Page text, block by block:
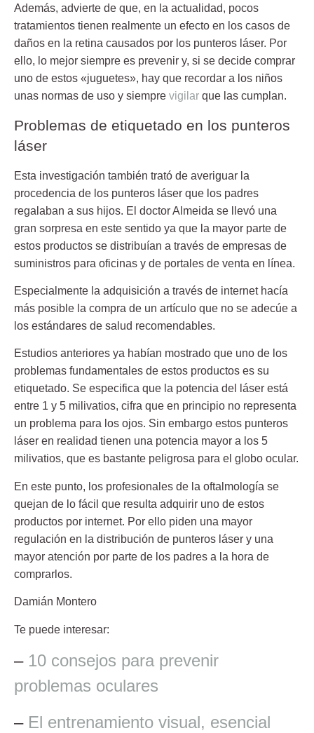
Además, advierte de que, en la actualidad, pocos
tratamientos tienen realmente un efecto en los casos de
daños en la retina causados por los punteros láser. Por
ello, lo mejor siempre es prevenir y, si se decide comprar
uno de estos «juguetes», hay que recordar a los niños
unas normas de uso y siempre vigilar que las cumplan.
Problemas de etiquetado en los punteros
láser
Esta investigación también trató de averiguar la
procedencia de los punteros láser que los padres
regalaban a sus hijos. El doctor Almeida se llevó una
gran sorpresa en este sentido ya que la mayor parte de
estos productos se distribuían a través de empresas de
suministros para oficinas y de portales de venta en línea.
Especialmente la adquisición a través de internet hacía
más posible la compra de un artículo que no se adecúe a
los estándares de salud recomendables.
Estudios anteriores ya habían mostrado que uno de los
problemas fundamentales de estos productos es su
etiquetado. Se especifica que la potencia del láser está
entre 1 y 5 milivatios, cifra que en principio no representa
un problema para los ojos. Sin embargo estos punteros
láser en realidad tienen una potencia mayor a los 5
milivatios, que es bastante peligrosa para el globo ocular.
En este punto, los profesionales de la oftalmología se
quejan de lo fácil que resulta adquirir uno de estos
productos por internet. Por ello piden una mayor
regulación en la distribución de punteros láser y una
mayor atención por parte de los padres a la hora de
comprarlos.
Damián Montero
Te puede interesar:
– 10 consejos para prevenir
problemas oculares
– El entrenamiento visual, esencial